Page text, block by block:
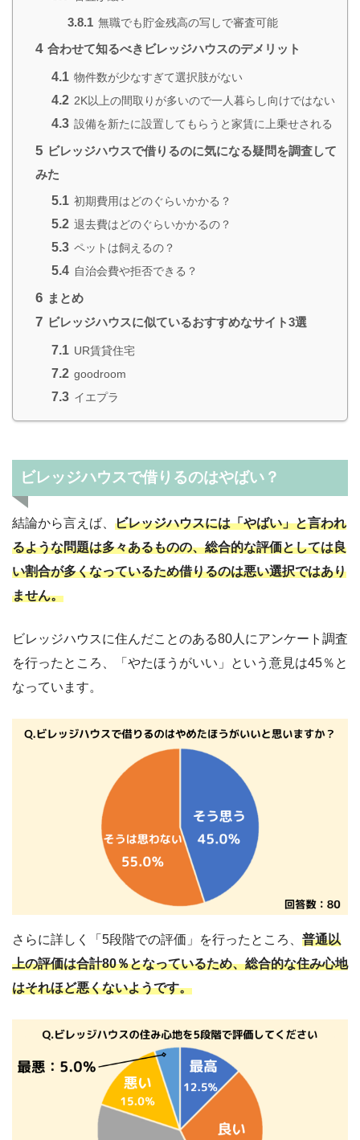
3.8.1 無職でも貯金残高の写しで審査可能
4 合わせて知るべきビレッジハウスのデメリット
4.1 物件数が少なすぎて選択肢がない
4.2 2K以上の間取りが多いので一人暮らし向けではない
4.3 設備を新たに設置してもらうと家賃に上乗せされる
5 ビレッジハウスで借りるのに気になる疑問を調査して
みた
5.1 初期費用はどのぐらいかかる？
5.2 退去費はどのぐらいかかるの？
5.3 ペットは飼えるの？
5.4 自治会費や拒否できる？
6 まとめ
7 ビレッジハウスに似ているおすすめなサイト3選
7.1 UR賃貸住宅
7.2 goodroom
7.3 イエプラ
ビレッジハウスで借りるのはやばい？
結論から言えば、 ビレッジハウスには「やばい」と言われ
るような問題は多々あるものの、総合的な評価としては良
い割合が多くなっているため借りるのは悪い選択ではあり
ません。
ビレッジハウスに住んだことのある80人にアンケート調査
を行ったところ、「やたほうがいい」という意見は45％と
なっています。
さらに詳しく「5段階での評価」を行ったところ、 普通以
上の評価は合計80％となっているため、総合的な住み心地
はそれほど悪くないようです。